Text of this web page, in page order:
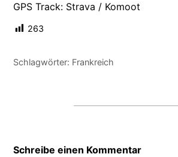
GPS Track: Strava / Komoot
263
Schlagwörter: Frankreich
Schreibe einen Kommentar